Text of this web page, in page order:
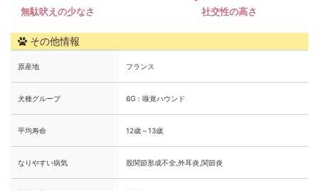
その他情報
原産地 フランス
犬種グループ 6G：嗅覚ハウンド
平均寿命 12歳～13歳
なりやすい病気 股関節形成不全,外耳炎,関節炎